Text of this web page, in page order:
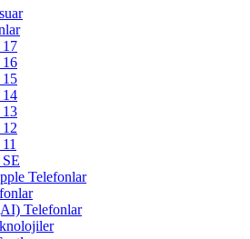
17
16
15
14
13
Telefonlar
Telefonlar